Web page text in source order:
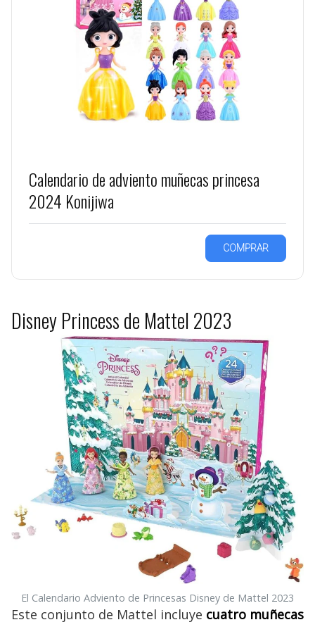
Calendario de adviento muñecas princesa
2024 Konijiwa
COMPRAR
Disney Princess de Mattel 2023
El Calendario Adviento de Princesas Disney de Mattel 2023
Este conjunto de Mattel incluye cuatro muñecas